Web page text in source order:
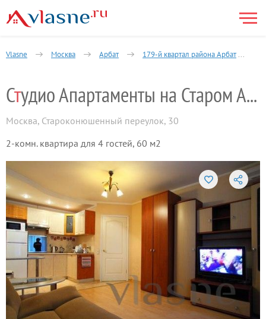
Vlasne Москва Арбат 179-й квартал района Арбат
Ст удио Апартаменты на Старом Арбате
Москва, Староконюшенный переулок, 30
2-комн. квартира для 4 гостей, 60 м2